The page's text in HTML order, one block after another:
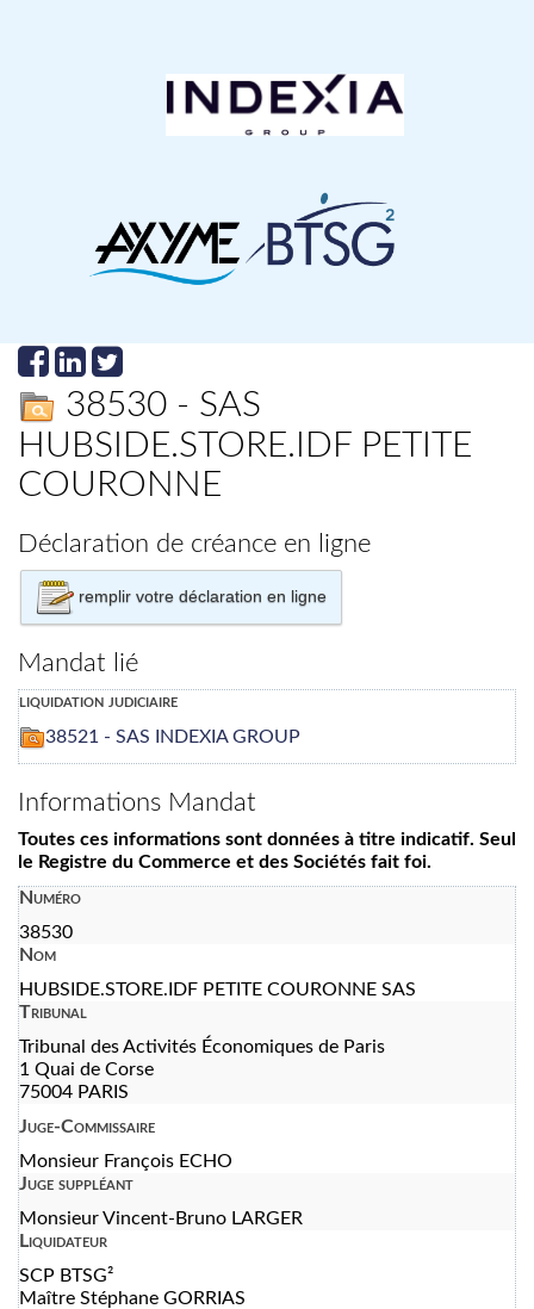
38530 - SAS
HUBSIDE.STORE.IDF PETITE
COURONNE
Déclaration de créance en ligne
remplir votre déclaration en ligne
Mandat lié
liquidation judiciaire
38521 - SAS INDEXIA GROUP
Informations Mandat
Toutes ces informations sont données à titre indicatif. Seul
le Registre du Commerce et des Sociétés fait foi.
Numéro
38530
Nom
HUBSIDE.STORE.IDF PETITE COURONNE SAS
Tribunal
Tribunal des Activités Économiques de Paris
1 Quai de Corse
75004 PARIS
Juge-Commissaire
Monsieur François ECHO
Juge suppléant
Monsieur Vincent-Bruno LARGER
Liquidateur
SCP BTSG²
Maître Stéphane GORRIAS